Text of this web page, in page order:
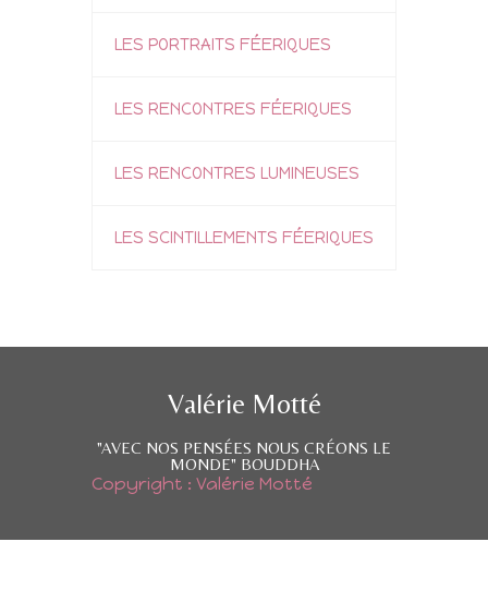
LES PORTRAITS FÉERIQUES
LES RENCONTRES FÉERIQUES
LES RENCONTRES LUMINEUSES
LES SCINTILLEMENTS FÉERIQUES
Valérie Motté
"AVEC NOS PENSÉES NOUS CRÉONS LE
MONDE" BOUDDHA
Copyright : Valérie Motté